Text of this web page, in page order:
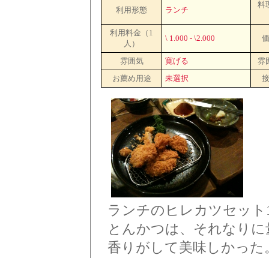
利用形態 ランチ
料
利用料金（1
人）
\ 1.000 - \2.000
雰囲気 寛げる
雰
お薦め用途
未選択
ランチのヒレカツセット
とんかつは、それなり
香りがして美味しかった